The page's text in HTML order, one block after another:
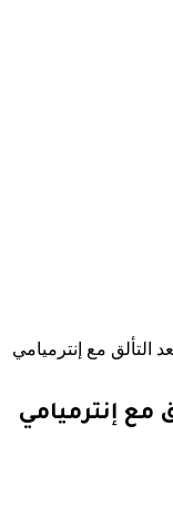
التألق مع إنترميامي
مع إنترميامي